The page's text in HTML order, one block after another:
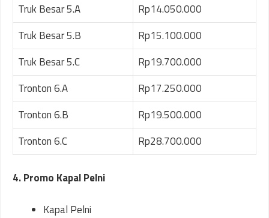
Truk Besar 5.A
Rp14.050.000
Truk Besar 5.B
Rp15.100.000
Truk Besar 5.C
Rp19.700.000
Tronton 6.A
Rp17.250.000
Tronton 6.B
Rp19.500.000
Tronton 6.C
Rp28.700.000
4. Promo Kapal Pelni
Kapal Pelni